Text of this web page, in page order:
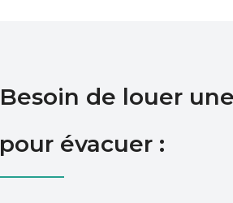
Besoin de louer
pour évacuer :